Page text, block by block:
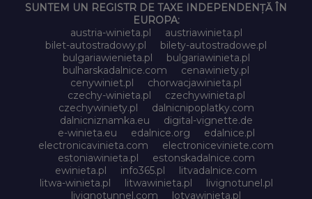
SUNTEM UN REGISTR DE TAXE INDEPENDENȚĂ ÎN
EUROPA:
austria-winieta.pl
austriawinieta.pl
bilet-autostradowy.pl
bilety-autostradowe.pl
bulgariawienieta.pl
bulgariawinieta.pl
bulharskadalnice.com
cenawiniety.pl
cenywiniet.pl
chorwacjawinieta.pl
czechy-winieta.pl
czechywinieta.pl
czechywiniety.pl
dalnicnipoplatky.com
dalnicniznamka.eu
digital-vignette.de
e-winieta.eu
edalnice.org
edalnice.pl
electronicavinieta.com
electroniceviniete.com
estoniawinieta.pl
estonskadalnice.com
ewinieta.pl
info365.pl
litvadalnice.com
litwa-winieta.pl
litwawinieta.pl
livignotunel.pl
livignotunnel.com
lotvawinieta.pl